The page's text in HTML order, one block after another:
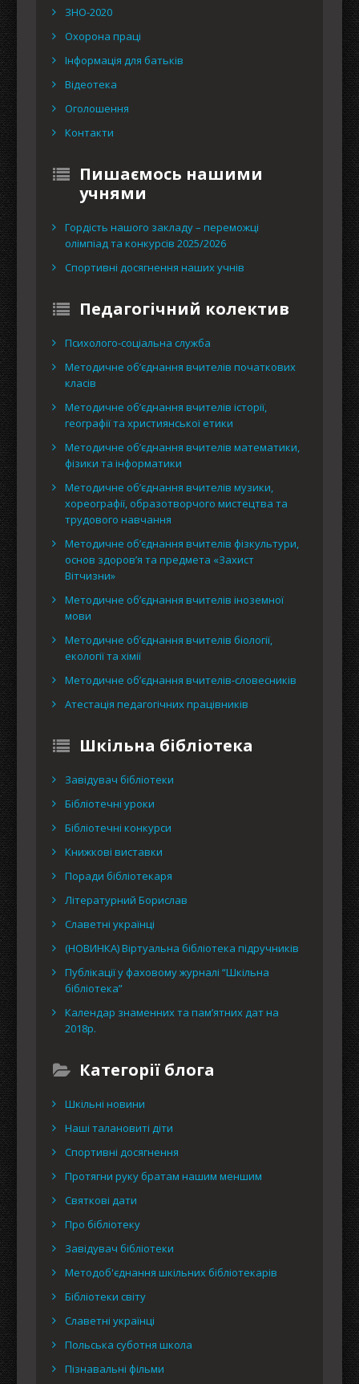
ЗНО-2020
Охорона праці
Інформація для батьків
Відеотека
Оголошення
Контакти
Пишаємось нашими
учнями
Гордість нашого закладу – переможці
олімпіад та конкурсів 2025/2026
Спортивні досягнення наших учнів
Педагогічний колектив
Психолого-соціальна служба
Методичне об’єднання вчителів початкових
класів
Методичне об’єднання вчителів історії,
географії та християнської етики
Методичне об’єднання вчителів математики,
фізики та інформатики
Методичне об’єднання вчителів музики,
хореографії, образотворчого мистецтва та
трудового навчання
Методичне об’єднання вчителів фізкультури,
основ здоров’я та предмета «Захист
Вітчизни»
Методичне об’єднання вчителів іноземної
мови
Методичне об’єднання вчителів біології,
екології та хімії
Методичне об’єднання вчителів-словесників
Атестація педагогічних працівників
Шкільна бібліотека
Завідувач бібліотеки
Бібліотечні уроки
Бібліотечні конкурси
Книжкові виставки
Поради бібліотекаря
Літературний Борислав
Славетні українці
(НОВИНКА) Віртуальна бібліотека підручників
Публікації у фаховому журналі “Шкільна
бібліотека”
Календар знаменних та пам’ятних дат на
2018р.
Категорії блога
Шкільні новини
Наші талановиті діти
Спортивні досягнення
Протягни руку братам нашим меншим
Святкові дати
Про бібліотеку
Завідувач бібліотеки
Методоб'єднання шкільних бібліотекарів
Бібліотеки світу
Славетні українці
Польська суботня школа
Пізнавальні фільми